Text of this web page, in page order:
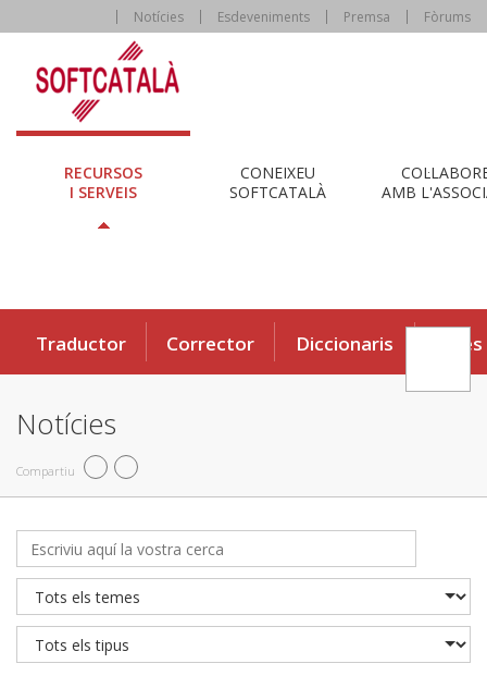
Notícies Esdeveniments Premsa Fòrums
RECURSOS
I SERVEIS
CONEIXEU
SOFTCATALÀ
AMB
Traductor Corrector Diccionaris Eines
Notícies
Compartiu